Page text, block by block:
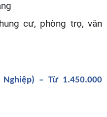
cư, phòng trọ, văn
Nghiệp) – Từ 1.450.000